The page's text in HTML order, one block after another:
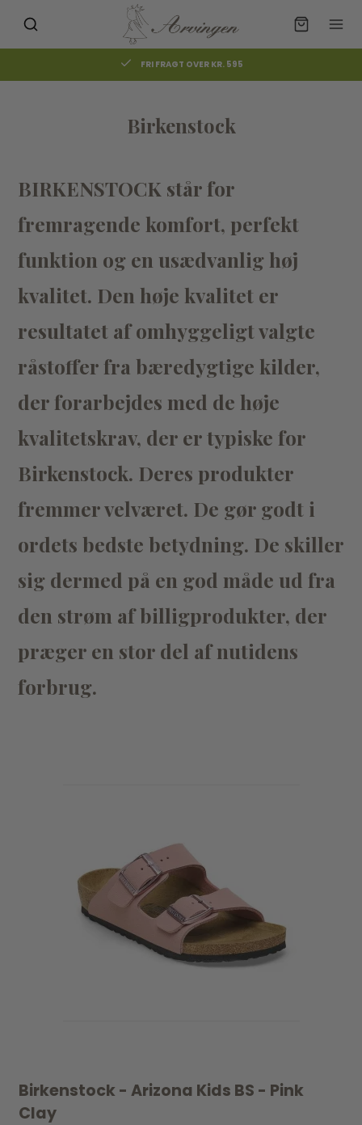
GRATIS AFHENTNING I BUTIKKEN
Birkenstock
BIRKENSTOCK står for
fremragende komfort, perfekt
funktion og en usædvanlig høj
kvalitet. Den høje kvalitet er
resultatet af omhyggeligt valgte
råstoffer fra bæredygtige kilder,
der forarbejdes med de høje
kvalitetskrav, der er typiske for
Birkenstock. Deres produkter
fremmer velværet. De gør godt i
ordets bedste betydning. De skiller
sig dermed på en god måde ud fra
den strøm af billigprodukter, der
præger en stor del af nutidens
forbrug.
Birkenstock - Arizona Kids BS - Pink
Clay